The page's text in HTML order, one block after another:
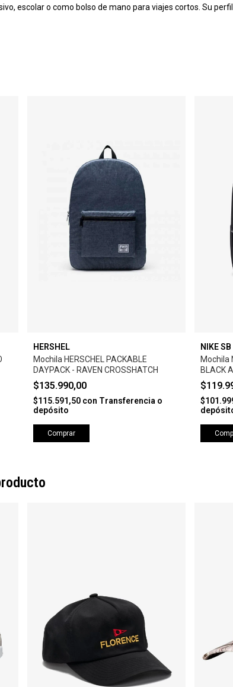
escolar o como bolso de mano para viajes cortos. Su
HERSHEL
Mochila HERSCHEL PACKABLE
DAYPACK - RAVEN CROSSHATCH
$135.990,00
$115.591,50 con Transferencia o
depósito
Comprar
NIKE SB
Mochila
BLACK